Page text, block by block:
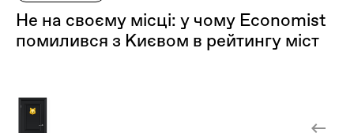
Не на своєму місці: у чому Economist
помилився з Києвом в рейтингу міст